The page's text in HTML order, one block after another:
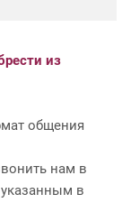
из
общения
нам в
в